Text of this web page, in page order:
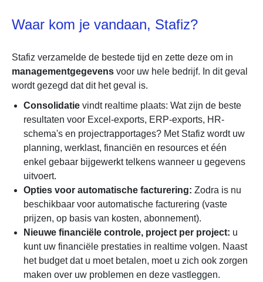
Waar kom je vandaan, Stafiz?
Stafiz verzamelde de bestede tijd en zette deze om in
managementgegevens voor uw hele bedrijf. In dit geval
wordt gezegd dat dit het geval is.
Consolidatie vindt realtime plaats: Wat zijn de beste
resultaten voor Excel-exports, ERP-exports, HR-
schema's en projectrapportages? Met Stafiz wordt uw
planning, werklast, financiën en resources et één
enkel gebaar bijgewerkt telkens wanneer u gegevens
uitvoert.
Opties voor automatische facturering: Zodra is nu
beschikbaar voor automatische facturering (vaste
prijzen, op basis van kosten, abonnement).
Nieuwe financiële controle, project per project: u
kunt uw financiële prestaties in realtime volgen. Naast
het budget dat u moet betalen, moet u zich ook zorgen
maken over uw problemen en deze vastleggen.